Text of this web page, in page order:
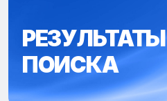
РЕЗУЛЬТАТЫ
ПОИСКА